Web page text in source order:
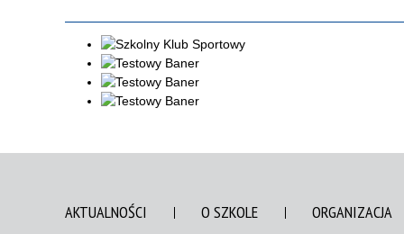
AKTUALNOŚCI O SZKOLE ORGANIZACJA